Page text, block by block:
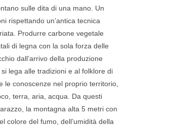
sulle dita di una mano. Un
rispettando un’antica tecnica
Produrre carbone vegetale
di legna con la sola forza delle
dall’arrivo della produzione
lega alle tradizioni e al folklore di
le conoscenze nel proprio territorio,
terra, aria, acqua. Da questi
la montagna alta 5 metri con
colore del fumo, dell’umidità della